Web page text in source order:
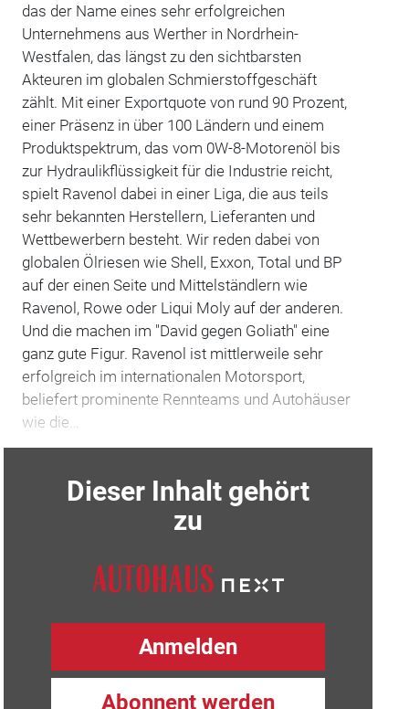
das der Name eines sehr erfolgreichen
Unternehmens aus Werther in Nordrhein-
Westfalen, das längst zu den sichtbarsten
Akteuren im globalen Schmierstoffgeschäft
zählt. Mit einer Exportquote von rund 90 Prozent,
einer Präsenz in über 100 Ländern und einem
Produktspektrum, das vom 0W-8-Motorenöl bis
zur Hydraulikflüssigkeit für die Industrie reicht,
spielt Ravenol dabei in einer Liga, die aus teils
sehr bekannten Herstellern, Lieferanten und
Wettbewerbern besteht. Wir reden dabei von
globalen Ölriesen wie Shell, Exxon, Total und BP
auf der einen Seite und Mittelständlern wie
Ravenol, Rowe oder Liqui Moly auf der anderen.
Und die machen im "David gegen Goliath" eine
ganz gute Figur. Ravenol ist mittlerweile sehr
erfolgreich im internationalen Motorsport,
beliefert prominente Rennteams und Autohäuser
wie die…
Dieser Inhalt gehört
zu
Anmelden
Abonnent werden